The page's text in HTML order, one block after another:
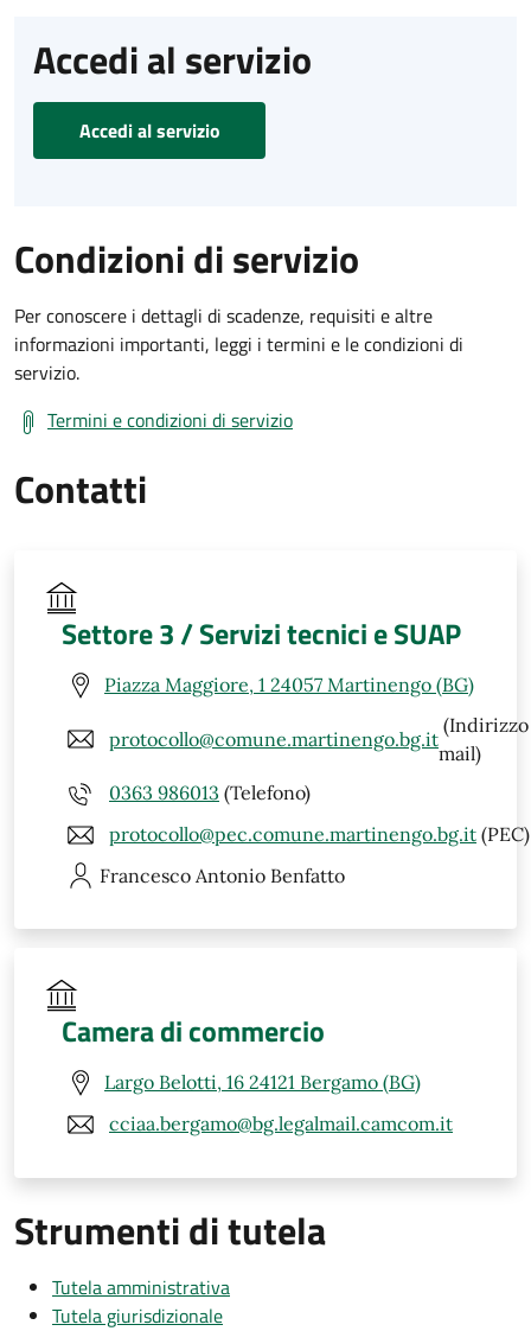
Accedi al servizio
Accedi al servizio
Condizioni di servizio
Per conoscere i dettagli di scadenze, requisiti e altre
informazioni importanti, leggi i termini e le condizioni di
servizio.
Termini e condizioni di servizio
Contatti
Settore 3 / Servizi tecnici e SUAP
Piazza Maggiore, 1 24057 Martinengo (BG)
protocollo@comune.martinengo.bg.it
(Indirizzo
mail)
0363 986013 (Telefono)
protocollo@pec.comune.martinengo.bg.it (PEC)
Francesco Antonio Benfatto
Camera di commercio
Largo Belotti, 16 24121 Bergamo (BG)
cciaa.bergamo@bg.legalmail.camcom.it
Strumenti di tutela
Tutela amministrativa
Tutela giurisdizionale